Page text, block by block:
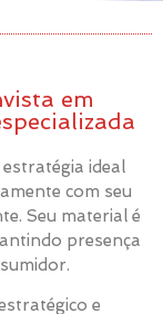
em
estratégia ideal
com seu
Seu material é
presença
e